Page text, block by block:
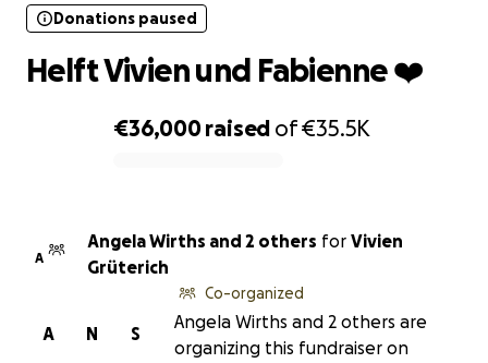
€36,000raised of€35.5K
Donations paused
Helft Vivien und Fabienne ❤️
A
Angela Wirths and 2 others for Vivien
Grüterich
S
N
A
Co-organized
Angela Wirths and 2 others are
organizing this fundraiser on